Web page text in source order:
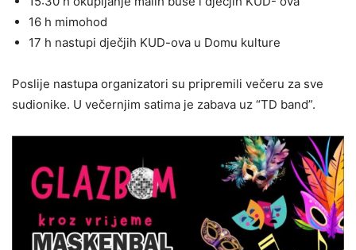
16 h mimohod
17 h nastupi dječjih KUD-ova u Domu kulture
Poslije nastupa organizatori su pripremili večeru za sve
sudionike. U večernjim satima je zabava uz “TD band”.